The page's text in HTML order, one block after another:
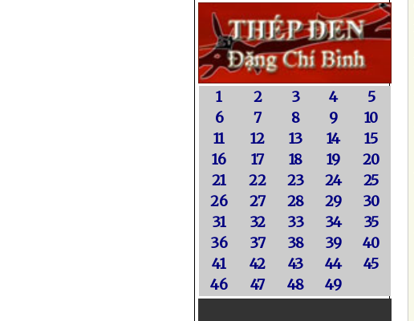
1 2 3 4
5
6
7 8 9
10
11
12 13 14
15
16
17 18 19
20
21
22 23 24
25
26
27 28 29
30
31
32 33 34
35
36
37 38 39
40
41
42 43 44
45
46
47 48 49